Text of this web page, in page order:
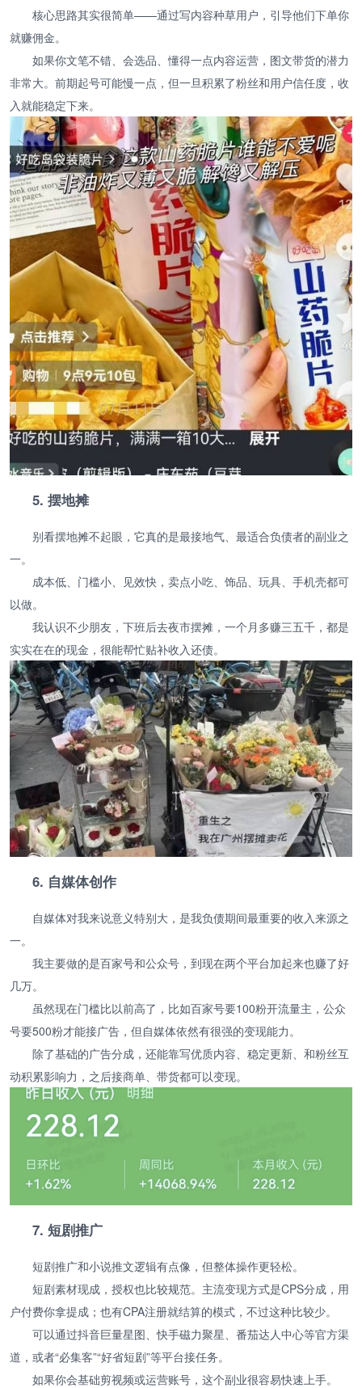
核心思路其实很简单——通过写内容种草用户，引导他们下单你
就赚佣金。
如果你文笔不错、会选品、懂得一点内容运营，图文带货的潜力
非常大。前期起号可能慢一点，但一旦积累了粉丝和用户信任度，收
入就能稳定下来。
5. 摆地摊
别看摆地摊不起眼，它真的是最接地气、最适合负债者的副业之
一。
成本低、门槛小、见效快，卖点小吃、饰品、玩具、手机壳都可
以做。
我认识不少朋友，下班后去夜市摆摊，一个月多赚三五千，都是
实实在在的现金，很能帮忙贴补收入还债。
6. 自媒体创作
自媒体对我来说意义特别大，是我负债期间最重要的收入来源之
一。
我主要做的是百家号和公众号，到现在两个平台加起来也赚了好
几万。
虽然现在门槛比以前高了，比如百家号要100粉开流量主，公众
号要500粉才能接广告，但自媒体依然有很强的变现能力。
除了基础的广告分成，还能靠写优质内容、稳定更新、和粉丝互
动积累影响力，之后接商单、带货都可以变现。
7. 短剧推广
短剧推广和小说推文逻辑有点像，但整体操作更轻松。
短剧素材现成，授权也比较规范。主流变现方式是CPS分成，用
户付费你拿提成；也有CPA注册就结算的模式，不过这种比较少。
可以通过抖音巨量星图、快手磁力聚星、番茄达人中心等官方渠
道，或者“必集客”“好省短剧”等平台接任务。
如果你会基础剪视频或运营账号，这个副业很容易快速上手。